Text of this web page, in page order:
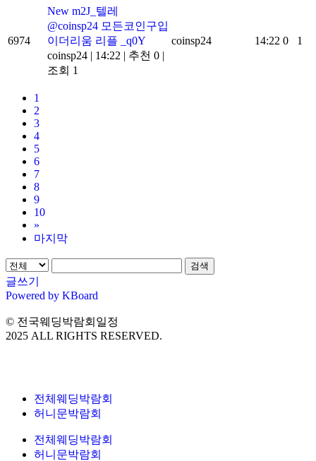
6974
New m2J_텔레
@coinsp24 모든코인구입
이더리움 리플 _q0Y
coinsp24 | 14:22 | 추천 0 |
조회 1
coinsp24 14:22 0 1
1
2
3
4
5
6
7
8
9
10
»
마지막
검색
글쓰기
Powered by KBoard
© 전국웨딩박람회일정
2025 ALL RIGHTS RESERVED.
전체웨딩박람회
허니문박람회
전체웨딩박람회
허니문박람회